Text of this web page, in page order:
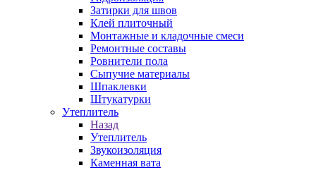
Затирки для швов
Клей плиточный
Монтажные и кладочные смеси
Ремонтные составы
Ровнители пола
Сыпучие материалы
Шпаклевки
Штукатурки
Утеплитель
Назад
Утеплитель
Звукоизоляция
Каменная вата